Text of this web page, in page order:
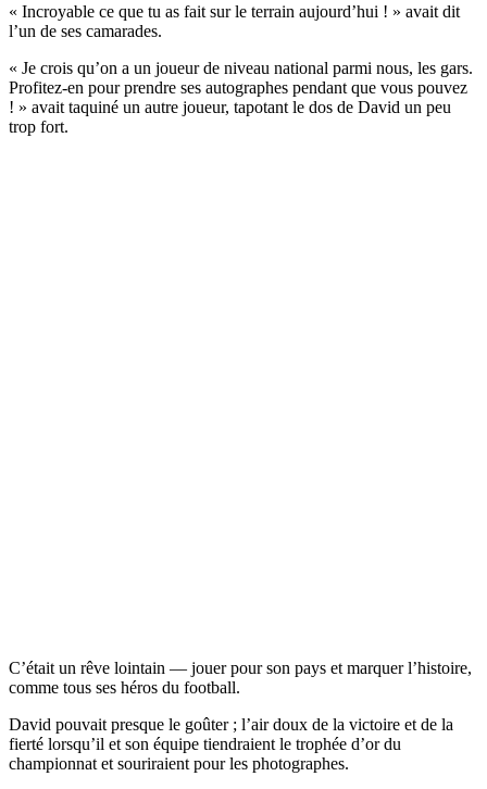
« Incroyable ce que tu as fait sur le terrain aujourd’hui ! » avait dit
l’un de ses camarades.
« Je crois qu’on a un joueur de niveau national parmi nous, les gars.
Profitez-en pour prendre ses autographes pendant que vous pouvez
! » avait taquiné un autre joueur, tapotant le dos de David un peu
trop fort.
C’était un rêve lointain — jouer pour son pays et marquer l’histoire,
comme tous ses héros du football.
David pouvait presque le goûter ; l’air doux de la victoire et de la
fierté lorsqu’il et son équipe tiendraient le trophée d’or du
championnat et souriraient pour les photographes.